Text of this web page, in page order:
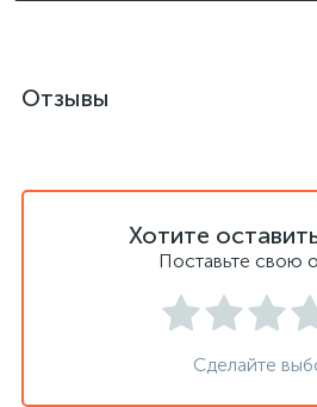
Отзывы
Хотите
Поставьте свою
Сделайте